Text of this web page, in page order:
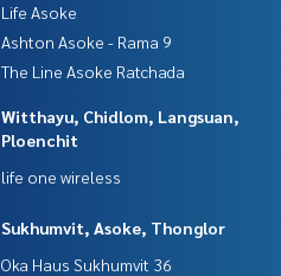
Life Asoke
Ashton Asoke - Rama 9
The Line Asoke Ratchada
Witthayu, Chidlom, Langsuan,
Ploenchit
life one wireless
Sukhumvit, Asoke, Thonglor
Oka Haus Sukhumvit 36